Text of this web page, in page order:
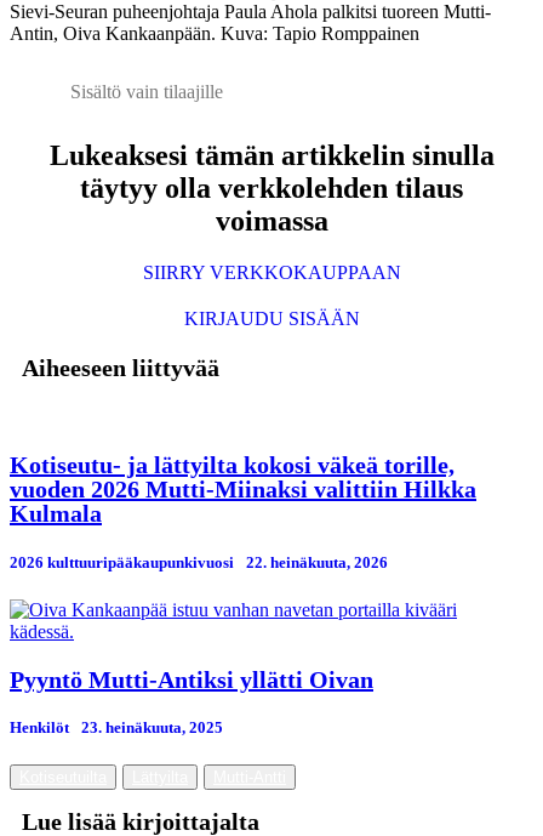
Sievi-Seuran puheenjohtaja Paula Ahola palkitsi tuoreen Mutti-
Antin, Oiva Kankaanpään. Kuva: Tapio Romppainen
Sisältö vain tilaajille
Lukeaksesi tämän artikkelin sinulla
täytyy olla verkkolehden tilaus
voimassa
SIIRRY VERKKOKAUPPAAN
KIRJAUDU SISÄÄN
Aiheeseen liittyvää
Kotiseutu- ja lättyilta kokosi väkeä torille,
vuoden 2026 Mutti-Miinaksi valittiin Hilkka
Kulmala
2026 kulttuuripääkaupunkivuosi 22. heinäkuuta, 2026
Pyyntö Mutti-Antiksi yllätti Oivan
Henkilöt 23. heinäkuuta, 2025
Lue lisää kirjoittajalta